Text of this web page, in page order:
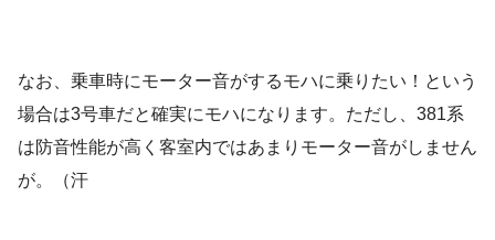
なお、乗車時にモーター音がするモハに乗りたい！という
場合は3号車だと確実にモハになります。ただし、381系
は防音性能が高く客室内ではあまりモーター音がしません
が。（汗